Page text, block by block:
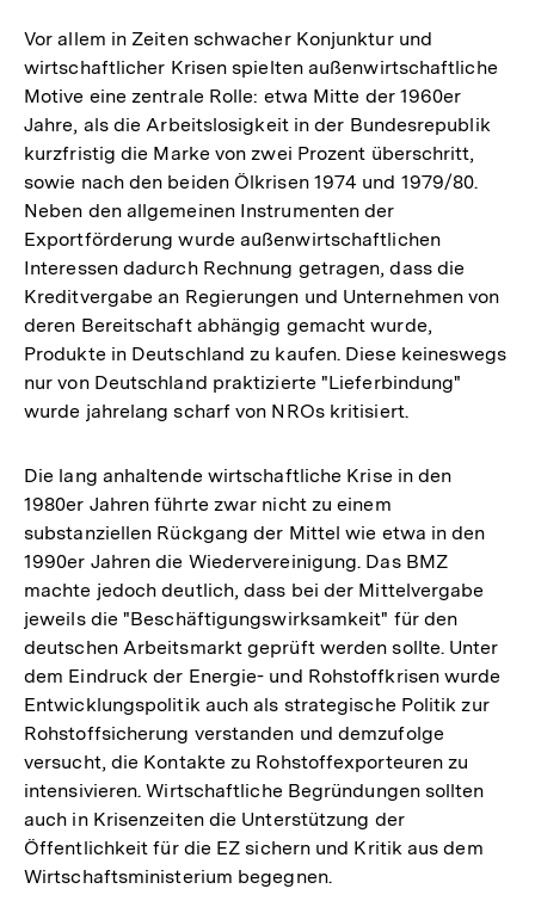
Vor allem in Zeiten schwacher Konjunktur und
wirtschaftlicher Krisen spielten außenwirtschaftliche
Motive eine zentrale Rolle: etwa Mitte der 1960er
Jahre, als die Arbeitslosigkeit in der Bundesrepublik
kurzfristig die Marke von zwei Prozent überschritt,
sowie nach den beiden Ölkrisen 1974 und 1979/80.
Neben den allgemeinen Instrumenten der
Exportförderung wurde außenwirtschaftlichen
Interessen dadurch Rechnung getragen, dass die
Kreditvergabe an Regierungen und Unternehmen von
deren Bereitschaft abhängig gemacht wurde,
Produkte in Deutschland zu kaufen. Diese keineswegs
nur von Deutschland praktizierte "Lieferbindung"
wurde jahrelang scharf von NROs kritisiert.
Die lang anhaltende wirtschaftliche Krise in den
1980er Jahren führte zwar nicht zu einem
substanziellen Rückgang der Mittel wie etwa in den
1990er Jahren die Wiedervereinigung. Das BMZ
machte jedoch deutlich, dass bei der Mittelvergabe
jeweils die "Beschäftigungswirksamkeit" für den
deutschen Arbeitsmarkt geprüft werden sollte. Unter
dem Eindruck der Energie- und Rohstoffkrisen wurde
Entwicklungspolitik auch als strategische Politik zur
Rohstoffsicherung verstanden und demzufolge
versucht, die Kontakte zu Rohstoffexporteuren zu
intensivieren. Wirtschaftliche Begründungen sollten
auch in Krisenzeiten die Unterstützung der
Öffentlichkeit für die EZ sichern und Kritik aus dem
Wirtschaftsministerium begegnen.